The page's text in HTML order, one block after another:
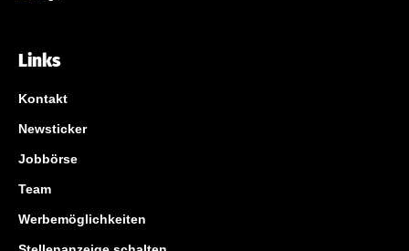
Links
Kontakt
Newsticker
Jobbörse
Team
Werbemöglichkeiten